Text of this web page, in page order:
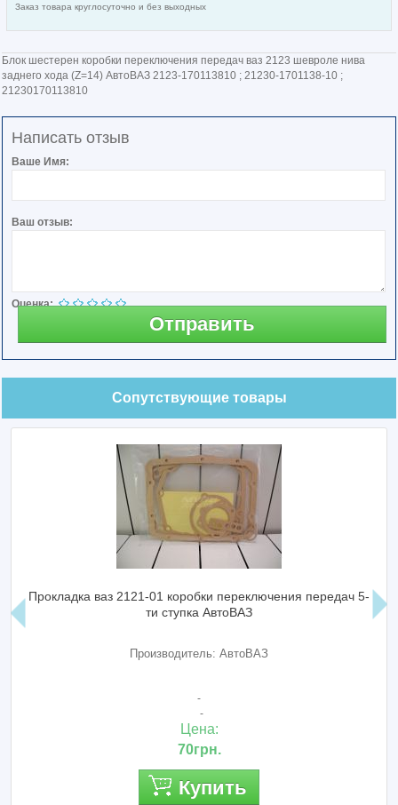
Заказ товара круглосуточно и без выходных
Блок шестерен коробки переключения передач ваз 2123 шевроле нива
заднего хода (Z=14) АвтоВАЗ 2123-170113810 ; 21230-1701138-10 ;
21230170113810
Написать отзыв
Ваше Имя:
Ваш отзыв:
Оценка:
Отправить
Сопутствующие товары
Прокладка ваз 2121-01 коробки переключения передач 5-
ти ступка АвтоВАЗ
Производитель: АвтоВАЗ
-
-
Цена:
70грн.
Купить